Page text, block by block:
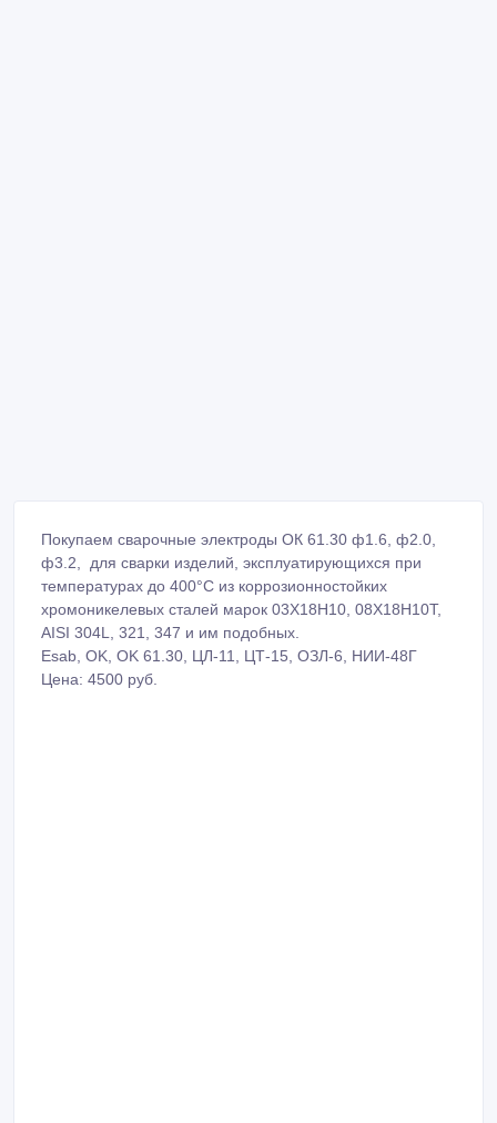
Покупаем сварочные электроды ОК 61.30 ф1.6, ф2.0,
ф3.2, для сварки изделий, эксплуатирующихся при
температурах до 400°С из коррозионностойких
хромоникелевых сталей марок 03Х18Н10, 08Х18Н10Т,
AISI 304L, 321, 347 и им подобных.
Esab, OK, OK 61.30, ЦЛ-11, ЦТ-15, ОЗЛ-6, НИИ-48Г
Цена: 4500 руб.